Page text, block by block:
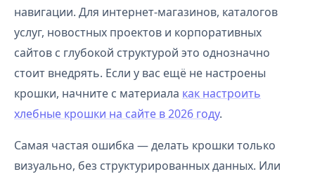
навигации. Для интернет-магазинов, каталогов
услуг, новостных проектов и корпоративных
сайтов с глубокой структурой это однозначно
стоит внедрять. Если у вас ещё не настроены
крошки, начните с материала как настроить
хлебные крошки на сайте в 2026 году.
Самая частая ошибка — делать крошки только
визуально, без структурированных данных. Или